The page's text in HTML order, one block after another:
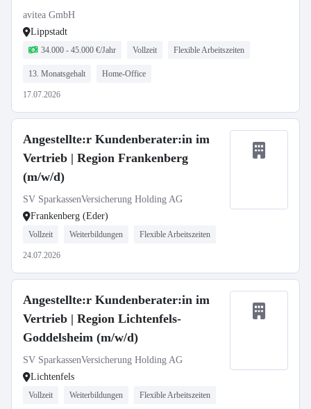
avitea GmbH
Lippstadt
34.000 - 45.000 €/Jahr Vollzeit Flexible Arbeitszeiten
13. Monatsgehalt Home-Office
17.07.2026
Angestellte:r Kundenberater:in im
Vertrieb | Region Frankenberg
(m/w/d)
SV SparkassenVersicherung Holding AG
Frankenberg (Eder)
Vollzeit Weiterbildungen Flexible Arbeitszeiten
24.07.2026
Angestellte:r Kundenberater:in im
Vertrieb | Region Lichtenfels-
Goddelsheim (m/w/d)
SV SparkassenVersicherung Holding AG
Lichtenfels
Vollzeit Weiterbildungen Flexible Arbeitszeiten